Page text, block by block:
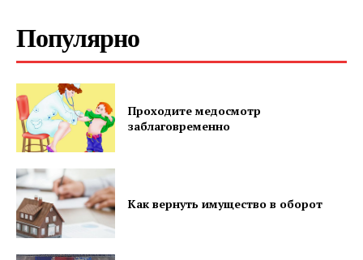
Популярно
Проходите медосмотр
заблаговременно
Как вернуть имущество в оборот